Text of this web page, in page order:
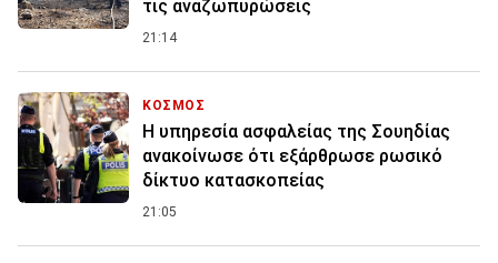
τις αναζωπυρώσεις
21:14
ΚΟΣΜΟΣ
Η υπηρεσία ασφαλείας της Σουηδίας
ανακοίνωσε ότι εξάρθρωσε ρωσικό
δίκτυο κατασκοπείας
21:05